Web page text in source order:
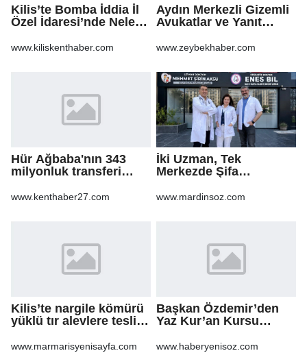
Kilis’te Bomba İddia İl
Özel İdaresi’nde Neler
www.kiliskenthaber.com
Aydın Merkezli Gizemli
Avukatlar ve Yanıt
www.zeybekhaber.com
Hür Ağbaba'nın 343
milyonluk transferi
Ağbaba'ya milyonlar
www.kenthaber27.com
İki Uzman, Tek
Merkezde Şifa
www.mardinsoz.com
Kilis’te nargile kömürü
yüklü tır alevlere teslim
www.marmarisyenisayfa.com
Başkan Özdemir’den
Yaz Kur’an Kursu
www.haberyenisoz.com